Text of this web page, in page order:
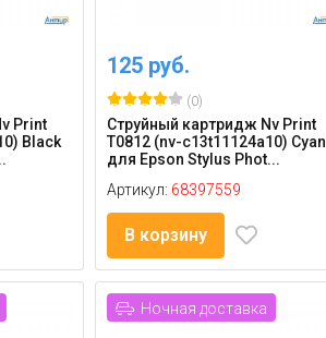
Print
Black
125 руб.
(0)
Струйный картридж Nv Print
T0812 (nv-c13t11124a10) Cyan
для Epson Stylus Phot...
Артикул: 68397559
В корзину
Ночная доставка